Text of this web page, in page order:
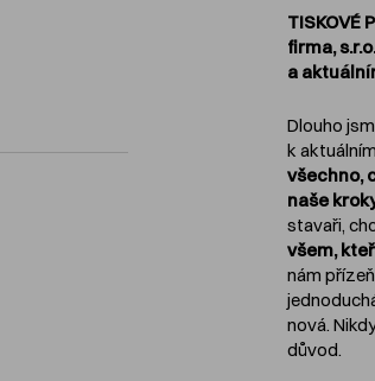
TISKOVÉ
firma,
a
Dlouho
k
všechno,
naše
stavaři,
všem,
nám
nová.
důvod.